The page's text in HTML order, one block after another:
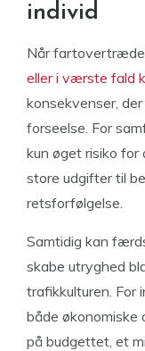
individ
Når
eller i værste fald
konsekvenser,
forseelse. For
kun øget risiko for
store udgifter til
retsforfølgelse.
Samtidig kan
skabe utryghed
trafikkulturen. For
både økonomiske
på budgettet, et